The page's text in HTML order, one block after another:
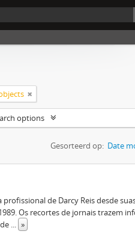
options
Gesorteerd op: Date
de Darcy Reis desde
Os recortes de jornais trazem
... »